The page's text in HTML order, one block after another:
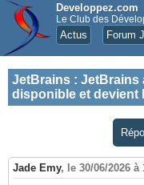
Developpez.com
Le Club des
Actus Forum
JetBrains : JetBrains
disponible et devient
Jade Emy, le 30/06/2026 à